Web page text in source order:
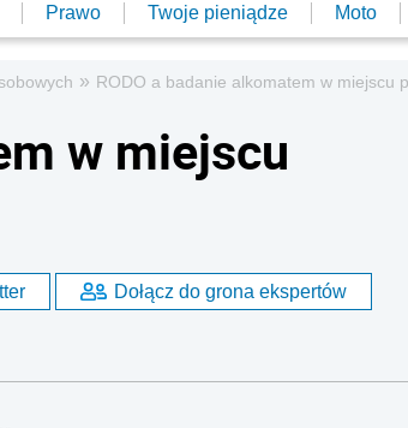
Prawo Twoje pieniądze Moto
» RODO a badanie alkomatem w miejscu
w miejscu
Dołącz do grona ekspertów